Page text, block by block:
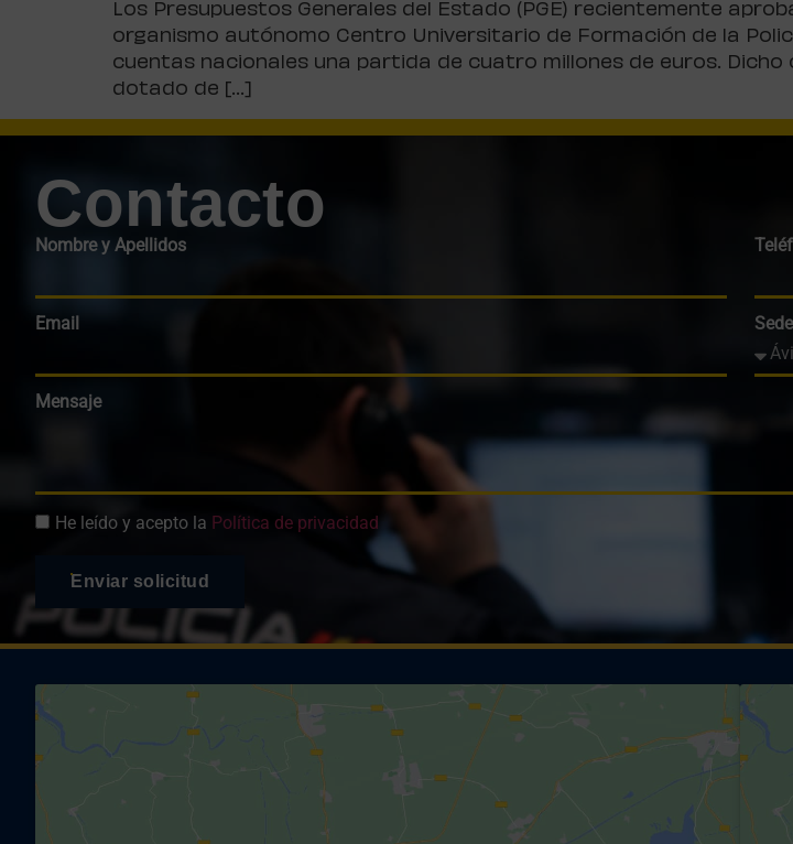
Los Presupuestos Generales del Estado (PGE) recientemente
organismo autónomo Centro Universitario de Formación de la
cuentas nacionales una partida de cuatro millones de euros.
dotado de […]
Contacto
Nombre y Apellidos
Email
Mensaje
He leído y acepto la Política de privacidad
Enviar solicitud